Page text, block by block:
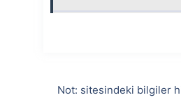
Not: sitesindeki bilgiler